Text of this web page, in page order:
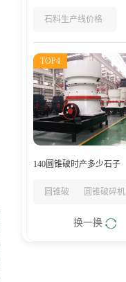
石料生产线价格
TOP4
140圆锥破时产多少石子
圆锥破 圆锥破碎机
换一换